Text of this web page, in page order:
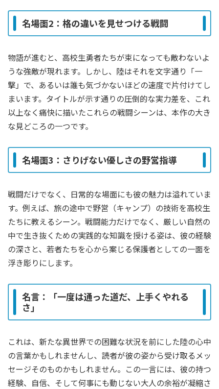
名場面2：格の違いを見せつける戦闘
物語が進むと、高校生勇者たちが束になっても敵わないよ
うな強敵が現れます。しかし、陸はそれを文字通り「一
撃」で、あるいは誰も気づかないほどの速度で片付けてし
まいます。タイトルが示す通りの圧倒的な実力差を、これ
以上なく痛快に描いたこれらの戦闘シーンは、本作の大き
な見どころの一つです。
名場面3：さりげない優しさの野営指導
戦闘だけでなく、日常的な場面にも彼の魅力は溢れていま
す。例えば、旅の途中で野営（キャンプ）の技術を高校生
たちに教えるシーン。戦闘能力だけでなく、厳しい自然の
中で生き抜くための実践的な知識を授ける姿は、彼の経験
の深さと、若者たちを心から案じる保護者としての一面を
浮き彫りにします。
名言：「一度は通った道だ、上手くやれる
さ」
これは、新たな異世界での困難な状況を前にした陸の心中
の言葉かもしれませんし、読者が彼の姿から受け取るメッ
セージそのものかもしれません。この一言には、彼の持つ
経験、自信、そして何事にも動じない大人の余裕が凝縮さ